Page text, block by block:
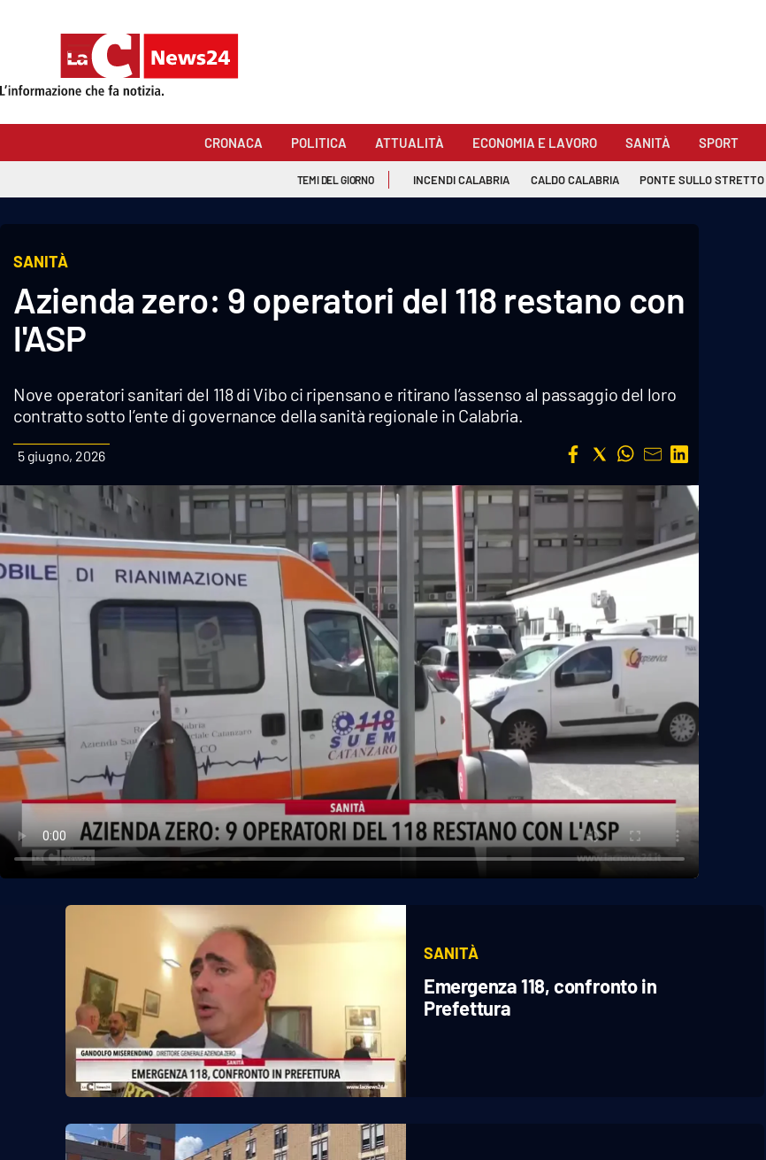
Sezioni
Attualità
Italia Mondo
Sanità
Cultura
Podcast
Meteo
Editoriali
Cronaca
Economia e Lavoro
Politica
Sanità
Società
Good Morning Vietnam
Parchi Marini Calabria
Leggendo Alvaro insieme
Imprese Di Calabria
CRONACA POLITICA ATTUALITÀ ECONOMIA E LAVORO SANITÀ SPORT
TEMI DEL GIORNO INCENDI CALABRIA CALDO CALABRIA PONTE SULLO STRETTO
SANITÀ
Azienda zero: 9 operatori del 118 restano con
l'ASP
Nove operatori sanitari del 118 di Vibo ci ripensano e ritirano l’assenso al passaggio del loro
contratto sotto l’ente di governance della sanità regionale in Calabria.
5 giugno, 2026
SANITÀ
Emergenza 118, confronto in
Prefettura